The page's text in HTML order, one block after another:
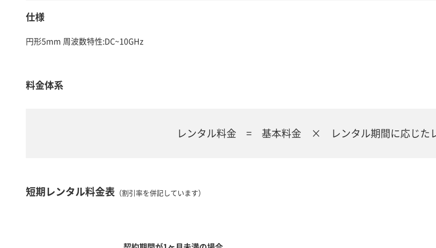
仕様
円形5mm 周波数特性:DC~10GHz
料金体系
レンタル料金 = 基本料金 × レンタル期間に応じた
短期レンタル料金表 （割引率を併記しています）